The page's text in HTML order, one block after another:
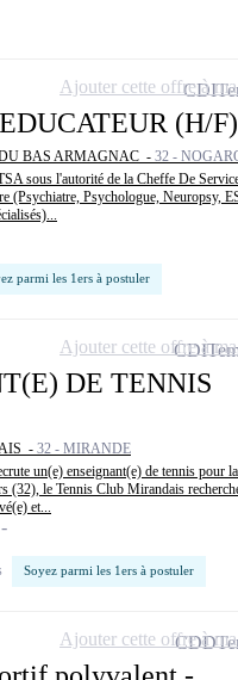
(H/F)
BAS ARMAGNAC - 32 -
sous l'autorité de la Cheffe De
(Psychiatre, Psychologue, Neuropsy,
parmi les 1ers à postuler
CDI
Ajouter cette offre à
DE TENNIS
- 32 - MIRANDE
un(e) enseignant(e) de tennis pour
(32), le Tennis Club Mirandais
et...
Soyez parmi les 1ers à postuler
CDI
Ajouter cette offre à
CDD
Ajouter cette offre à